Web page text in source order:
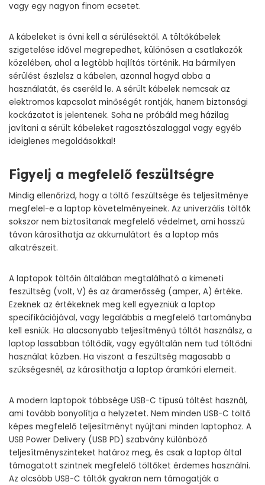
vagy egy nagyon finom ecsetet.
A kábeleket is óvni kell a sérülésektől. A töltőkábelek
szigetelése idővel megrepedhet, különösen a csatlakozók
közelében, ahol a legtöbb hajlítás történik. Ha bármilyen
sérülést észlelsz a kábelen, azonnal hagyd abba a
használatát, és cseréld le. A sérült kábelek nemcsak az
elektromos kapcsolat minőségét rontják, hanem biztonsági
kockázatot is jelentenek. Soha ne próbáld meg házilag
javítani a sérült kábeleket ragasztószalaggal vagy egyéb
ideiglenes megoldásokkal!
Figyelj a megfelelő feszültségre
Mindig ellenőrizd, hogy a töltő feszültsége és teljesítménye
megfelel-e a laptop követelményeinek. Az univerzális töltők
sokszor nem biztosítanak megfelelő védelmet, ami hosszú
távon károsíthatja az akkumulátort és a laptop más
alkatrészeit.
A laptopok töltőin általában megtalálható a kimeneti
feszültség (volt, V) és az áramerősség (amper, A) értéke.
Ezeknek az értékeknek meg kell egyezniük a laptop
specifikációjával, vagy legalábbis a megfelelő tartományba
kell esniük. Ha alacsonyabb teljesítményű töltőt használsz, a
laptop lassabban töltődik, vagy egyáltalán nem tud töltődni
használat közben. Ha viszont a feszültség magasabb a
szükségesnél, az károsíthatja a laptop áramköri elemeit.
A modern laptopok többsége USB-C típusú töltést használ,
ami tovább bonyolítja a helyzetet. Nem minden USB-C töltő
képes megfelelő teljesítményt nyújtani minden laptophoz. A
USB Power Delivery (USB PD) szabvány különböző
teljesítményszinteket határoz meg, és csak a laptop által
támogatott szintnek megfelelő töltőket érdemes használni.
Az olcsóbb USB-C töltők gyakran nem támogatják a